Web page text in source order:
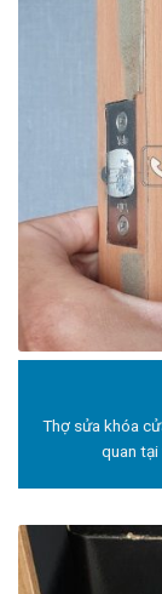
Thợ sửa khóa
quan tại